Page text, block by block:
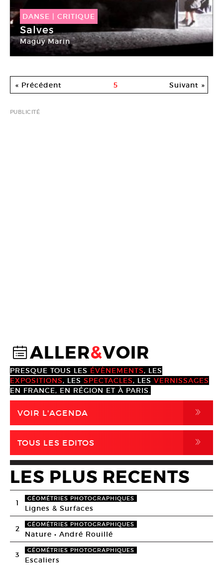
DANSE | CRITIQUE
Salves
Maguy Marin
Théâtre de la Ville
« Précédent 5 Suivant »
PUBLICITÉ
@ALLER&VOIR
PRESQUE TOUS LES ÉVÈNEMENTS, LES
EXPOSITIONS, LES SPECTACLES, LES VERNISSAGES
EN FRANCE, EN RÉGION ET À PARIS.
VOIR L'AGENDA ,
TOUS LES EDITOS ,
LES PLUS RECENTS
1 GÉOMÉTRIES PHOTOGRAPHIQUES
Lignes & Surfaces
2 GÉOMÉTRIES PHOTOGRAPHIQUES
Nature • André Rouillé
3 GÉOMÉTRIES PHOTOGRAPHIQUES
Escaliers